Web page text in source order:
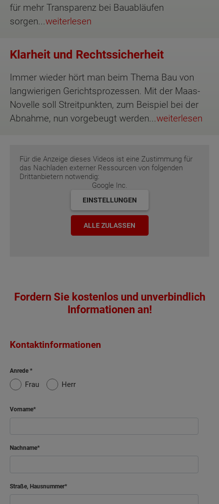
für mehr Transparenz bei Bauabläufen
sorgen...weiterlesen
Klarheit und Rechtssicherheit
Immer wieder hört man beim Thema Bau von
langwierigen Gerichtsprozessen. Mit der Maas-
Novelle soll Streitpunkten, zum Beispiel bei der
Abnahme, nun vorgebeugt werden...weiterlesen
Für die Anzeige dieses Videos ist eine Zustimmung für
das Nachladen externer Ressourcen von folgenden
Drittanbietern notwendig:
Google Inc.
EINSTELLUNGEN
ALLE ZULASSEN
Fordern Sie kostenlos und unverbindlich
Informationen an!
Kontaktinformationen
Anrede
Frau Herr
Vorname
Nachname
Straße, Hausnummer